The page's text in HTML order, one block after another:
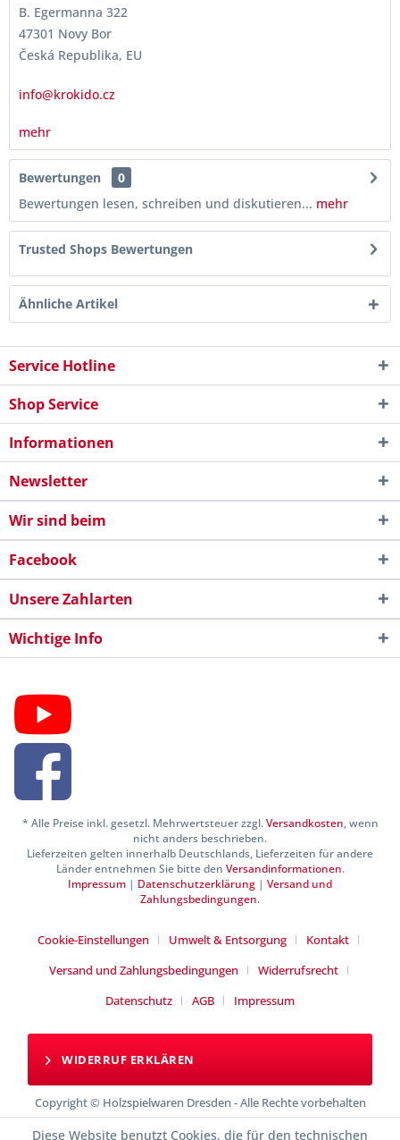
B. Egermanna 322
47301 Novy Bor
Česká Republika, EU
info@krokido.cz
mehr
Bewertungen
0
Bewertungen lesen, schreiben und diskutieren... mehr
Trusted Shops Bewertungen
Ähnliche Artikel
Service Hotline
Shop Service
Informationen
Newsletter
Wir sind beim
Facebook
Unsere Zahlarten
Wichtige Info
* Alle Preise inkl. gesetzl. Mehrwertsteuer zzgl.Versandkosten, wenn
nicht anders beschrieben.
Lieferzeiten gelten innerhalb Deutschlands, Lieferzeiten für andere
Länder entnehmen Sie bitte den Versandinformationen.
Impressum | Datenschutzerklärung | Versand und
Zahlungsbedingungen.
Cookie-Einstellungen Umwelt & Entsorgung
Kontakt
Versand und Zahlungsbedingungen
Widerrufsrecht
Datenschutz
AGB Impressum
WIDERRUF ERKLÄREN
Copyright © Holzspielwaren Dresden - Alle Rechte vorbehalten
Diese Website benutzt Cookies, die für den technischen